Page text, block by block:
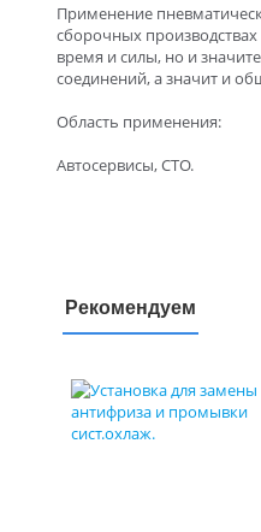
Применение
сборочных
время и силы, но и
соединений, а значит и
Область применения:
Автосервисы, СТО.
Рекомендуем